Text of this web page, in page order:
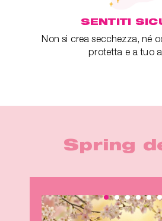
SENTITI
Non si crea secchezza, né
protetta e a tuo
Spring